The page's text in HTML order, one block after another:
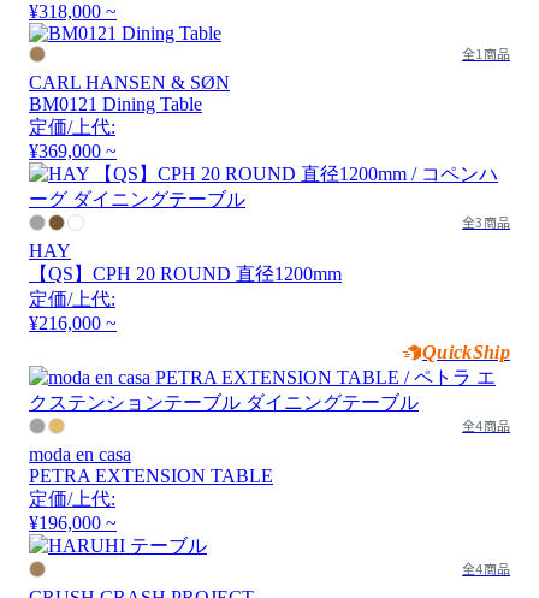
¥318,000 ~
全1商品
CARL HANSEN & SØN
BM0121 Dining Table
定価/上代:
¥369,000 ~
全3商品
HAY
【QS】CPH 20 ROUND 直径1200mm
定価/上代:
¥216,000 ~
QuickShip
全4商品
moda en casa
PETRA EXTENSION TABLE
定価/上代:
¥196,000 ~
全4商品